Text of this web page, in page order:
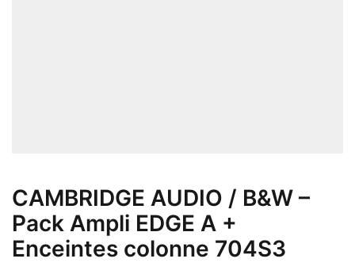
CAMBRIDGE AUDIO / B&W –
Pack Ampli EDGE A +
Enceintes colonne 704S3